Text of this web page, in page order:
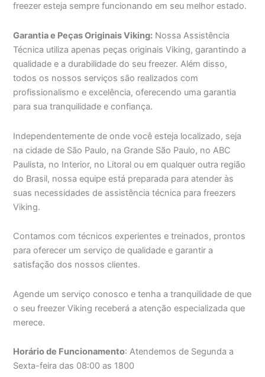
freezer esteja sempre funcionando em seu melhor estado.
Garantia e Peças Originais Viking: Nossa Assistência
Técnica utiliza apenas peças originais Viking, garantindo a
qualidade e a durabilidade do seu freezer. Além disso,
todos os nossos serviços são realizados com
profissionalismo e excelência, oferecendo uma garantia
para sua tranquilidade e confiança.
Independentemente de onde você esteja localizado, seja
na cidade de São Paulo, na Grande São Paulo, no ABC
Paulista, no Interior, no Litoral ou em qualquer outra região
do Brasil, nossa equipe está preparada para atender às
suas necessidades de assistência técnica para freezers
Viking.
Contamos com técnicos experientes e treinados, prontos
para oferecer um serviço de qualidade e garantir a
satisfação dos nossos clientes.
Agende um serviço conosco e tenha a tranquilidade de que
o seu freezer Viking receberá a atenção especializada que
merece.
Horário de Funcionamento: Atendemos de Segunda a
Sexta-feira das 08:00 as 1800